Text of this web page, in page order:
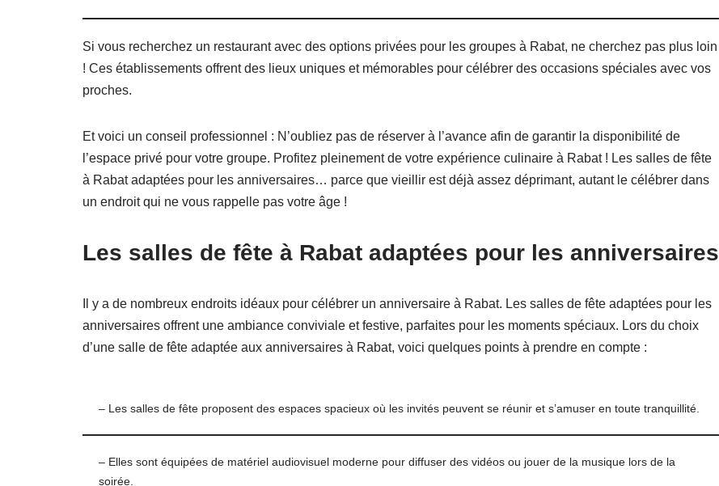
Si vous recherchez un restaurant avec des options privées pour les groupes à Rabat, ne cherchez pas plus loin
! Ces établissements offrent des lieux uniques et mémorables pour célébrer des occasions spéciales avec vos
proches.
Et voici un conseil professionnel : N’oubliez pas de réserver à l’avance afin de garantir la disponibilité de
l’espace privé pour votre groupe. Profitez pleinement de votre expérience culinaire à Rabat ! Les salles de fête
à Rabat adaptées pour les anniversaires… parce que vieillir est déjà assez déprimant, autant le célébrer dans
un endroit qui ne vous rappelle pas votre âge !
Les salles de fête à Rabat adaptées pour les anniversaires
Il y a de nombreux endroits idéaux pour célébrer un anniversaire à Rabat. Les salles de fête adaptées pour les
anniversaires offrent une ambiance conviviale et festive, parfaites pour les moments spéciaux. Lors du choix
d’une salle de fête adaptée aux anniversaires à Rabat, voici quelques points à prendre en compte :
– Les salles de fête proposent des espaces spacieux où les invités peuvent se réunir et s’amuser en toute tranquillité.
– Elles sont équipées de matériel audiovisuel moderne pour diffuser des vidéos ou jouer de la musique lors de la
soirée.